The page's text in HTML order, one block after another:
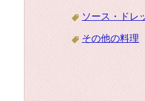
ソース・ドレ
その他の料理